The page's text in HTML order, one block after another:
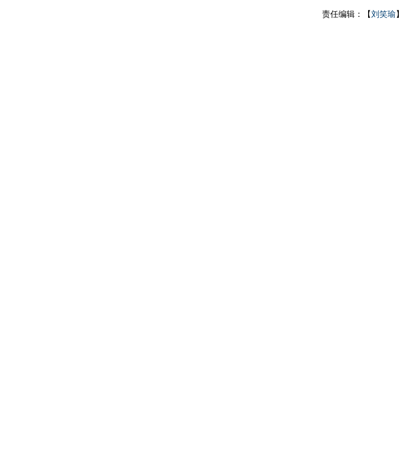
责任编辑：【刘笑瑜 】